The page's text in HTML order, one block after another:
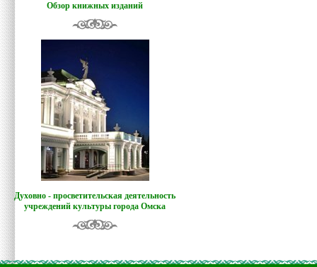
Обзор книжных изданий
Духовно - просветительская деятельность
учреждений культуры города Омска